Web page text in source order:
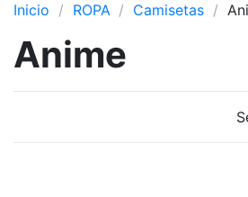
Inicio
ROPA Camisetas
Anime